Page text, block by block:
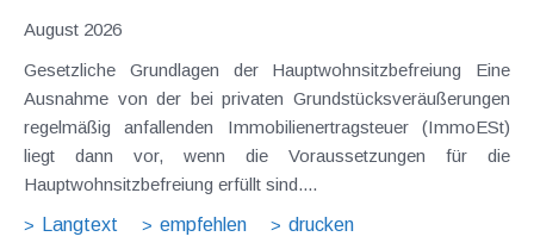
August 2026
Gesetzliche Grundlagen der Hauptwohnsitzbefreiung Eine
Ausnahme von der bei privaten Grundstücksveräußerungen
regelmäßig anfallenden Immobilienertragsteuer (ImmoESt)
liegt dann vor, wenn die Voraussetzungen für die
Hauptwohnsitzbefreiung erfüllt sind....
Langtext
empfehlen drucken